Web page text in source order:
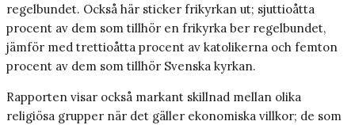
regelbundet. Också här sticker frikyrkan ut; sjuttioåtta
procent av dem som tillhör en frikyrka ber regelbundet,
jämför med trettioåtta procent av katolikerna och femton
procent av dem som tillhör Svenska kyrkan.
Rapporten visar också markant skillnad mellan olika
religiösa grupper när det gäller ekonomiska villkor; de som